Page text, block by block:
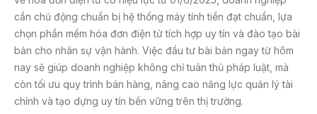
cần chủ động chuẩn bị hệ thống máy tính tiền đạt chuẩn, lựa
chọn phần mềm hóa đơn điện tử tích hợp uy tín và đào tạo bài
bản cho nhân sự vận hành. Việc đầu tư bài bản ngay từ hôm
nay sẽ giúp doanh nghiệp không chỉ tuân thủ pháp luật, mà
còn tối ưu quy trình bán hàng, nâng cao năng lực quản lý tài
chính và tạo dựng uy tín bền vững trên thị trường.